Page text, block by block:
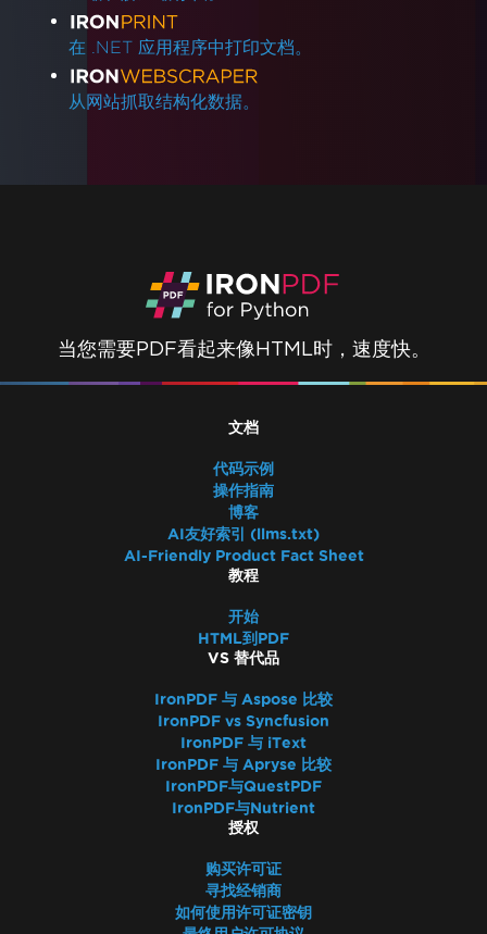
在 .NET 应用程序中打印文档。
从网站抓取结构化数据。
当您需要PDF看起来像HTML时，速度快。
文档
代码示例
操作指南
博客
AI友好索引 (llms.txt)
AI-Friendly Product Fact Sheet
教程
开始
HTML到PDF
VS 替代品
IronPDF 与 Aspose 比较
IronPDF vs Syncfusion
IronPDF 与 iText
IronPDF 与 Apryse 比较
IronPDF与QuestPDF
IronPDF与Nutrient
授权
购买许可证
寻找经销商
如何使用许可证密钥